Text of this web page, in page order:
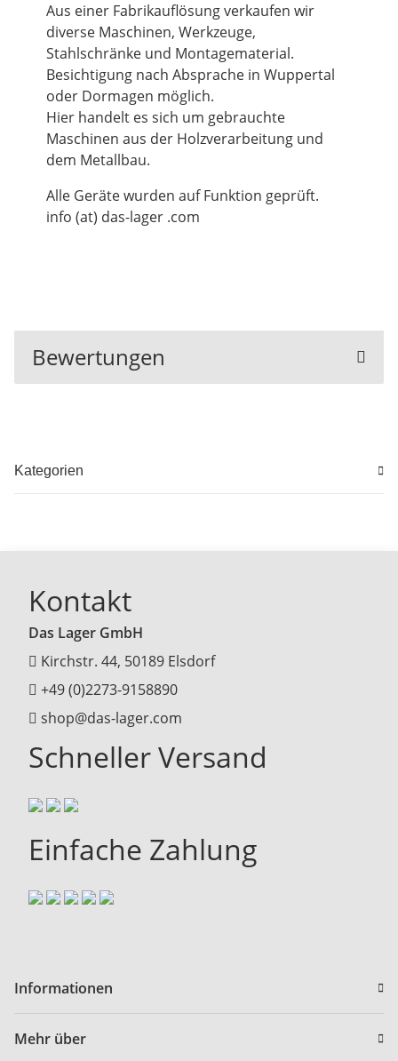
Aus einer Fabrikauflösung verkaufen wir
diverse Maschinen, Werkzeuge,
Stahlschränke und Montagematerial.
Besichtigung nach Absprache in Wuppertal
oder Dormagen möglich.
Hier handelt es sich um gebrauchte
Maschinen aus der Holzverarbeitung und
dem Metallbau.
Alle Geräte wurden auf Funktion geprüft.
info (at) das-lager .com
Bewertungen
Kategorien
Kontakt
Das Lager GmbH
Kirchstr. 44, 50189 Elsdorf
+49 (0)2273-9158890
shop@das-lager.com
Schneller Versand
Einfache Zahlung
Informationen
Mehr über